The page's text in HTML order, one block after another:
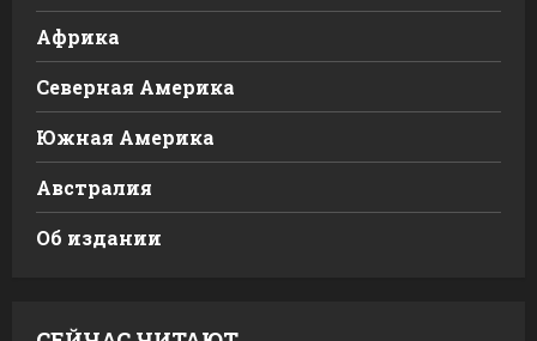
Африка
Северная Америка
Южная Америка
Австралия
Об издании